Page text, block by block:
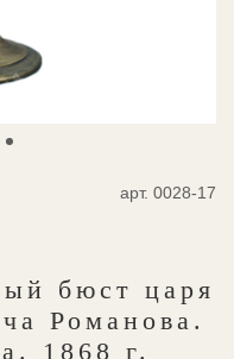
арт. 0028-17
бюст царя
Романова.
1868 г.